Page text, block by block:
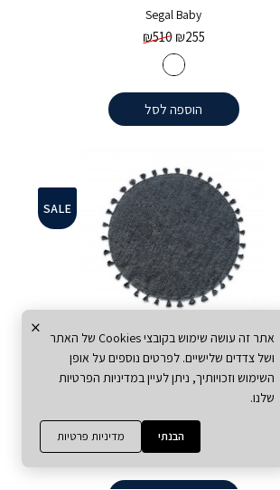
×
אתר זה עושה שימוש בקובצי Cookies של האתר
ושל צדדים שלישיים. לפרטים נוספים על אופן
השימוש וזכויותיך, ניתן לעיין במדיניות הפרטיות
שלנו.
הבנתי מדיניות פרטיות
Segal Baby
₪255
₪510
הוספה לסל
SALE
שטיח עבודת יד עגול כחול מעושן
₪205
₪410